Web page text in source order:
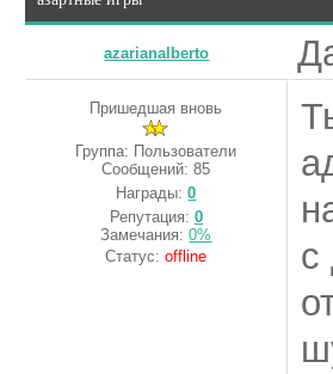
azarianalberto
Пришедшая вновь
Группа: Пользователи
Сообщений:85
Награды:0
Репутация: 0
Замечания:0%
Статус:offline
с